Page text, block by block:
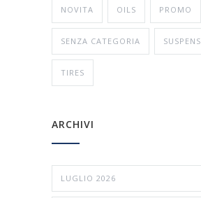
NOVITA OILS PROMO
SENZA CATEGORIA
TIRES
ARCHIVI
LUGLIO 2026